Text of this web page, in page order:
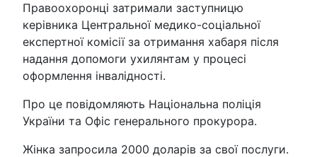
Правоохоронці затримали заступницю
керівника Центральної медико-соціальної
експертної комісії за отримання хабаря після
надання допомоги ухилянтам у процесі
оформлення інвалідності.
Про це повідомляють Національна поліція
України та Офіс генерального прокурора.
Жінка запросила 2000 доларів за свої послуги.